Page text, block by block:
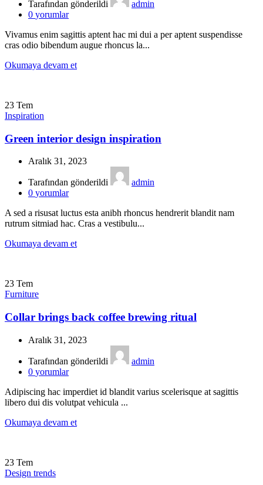
Tarafından gönderildi
admin
0 yorumlar
Vivamus enim sagittis aptent hac mi dui a per aptent suspendisse
cras odio bibendum augue rhoncus la...
Okumaya devam et
23 Tem
Inspiration
Green interior design inspiration
Aralık 31, 2023
Tarafından gönderildi
admin
0 yorumlar
A sed a risusat luctus esta anibh rhoncus hendrerit blandit nam
rutrum sitmiad hac. Cras a vestibulu...
Okumaya devam et
23 Tem
Furniture
Collar brings back coffee brewing ritual
Aralık 31, 2023
Tarafından gönderildi
admin
0 yorumlar
Adipiscing hac imperdiet id blandit varius scelerisque at sagittis
libero dui dis volutpat vehicula ...
Okumaya devam et
23 Tem
Design trends